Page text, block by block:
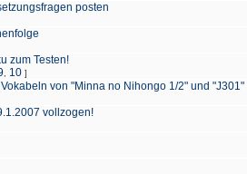
posten
zum Testen!
10 ]
von "Minna no Nihongo 1/2" und "J301"
vollzogen!